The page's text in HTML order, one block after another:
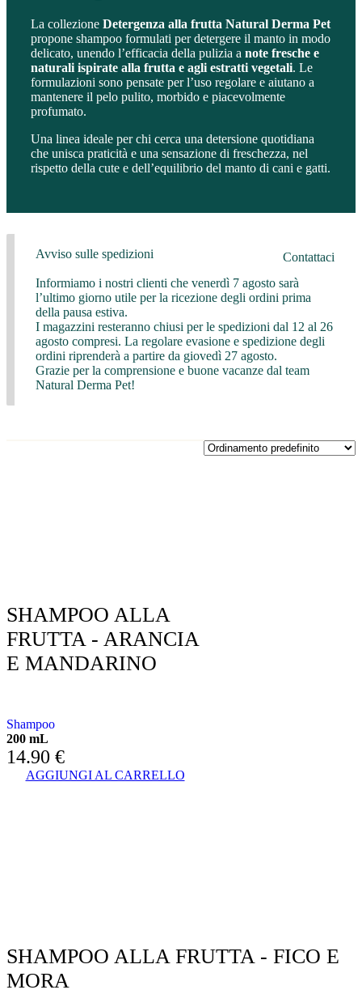
La collezione Detergenza alla frutta Natural Derma Pet
propone shampoo formulati per detergere il manto in modo
delicato, unendo l’efficacia della pulizia a note fresche e
naturali ispirate alla frutta e agli estratti vegetali. Le
formulazioni sono pensate per l’uso regolare e aiutano a
mantenere il pelo pulito, morbido e piacevolmente
profumato.
Una linea ideale per chi cerca una detersione quotidiana
che unisca praticità e una sensazione di freschezza, nel
rispetto della cute e dell’equilibrio del manto di cani e gatti.
Contattaci
Avviso sulle spedizioni
Informiamo i nostri clienti che venerdì 7 agosto sarà
l’ultimo giorno utile per la ricezione degli ordini prima
della pausa estiva.
I magazzini resteranno chiusi per le spedizioni dal 12 al 26
agosto compresi. La regolare evasione e spedizione degli
ordini riprenderà a partire da giovedì 27 agosto.
Grazie per la comprensione e buone vacanze dal team
Natural Derma Pet!
SHAMPOO ALLA
FRUTTA - ARANCIA
E MANDARINO
Shampoo
200 mL
14.90 €
AGGIUNGI AL CARRELLO
SHAMPOO ALLA FRUTTA - FICO E
MORA